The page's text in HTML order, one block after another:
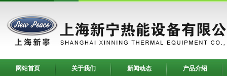
网站首页 关于我们 新闻动态 产品介绍